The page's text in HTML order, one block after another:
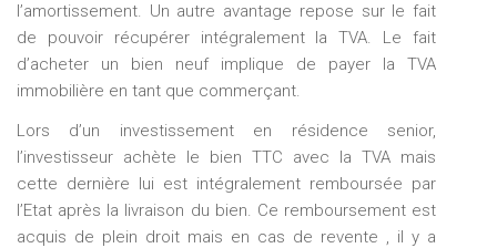
l’amortissement. Un autre avantage repose sur le fait
de pouvoir récupérer intégralement la TVA. Le fait
d’acheter un bien neuf implique de payer la TVA
immobilière en tant que commerçant.
Lors d’un investissement en résidence senior,
l’investisseur achète le bien TTC avec la TVA mais
cette dernière lui est intégralement remboursée par
l’Etat après la livraison du bien. Ce remboursement est
acquis de plein droit mais en cas de revente , il y a